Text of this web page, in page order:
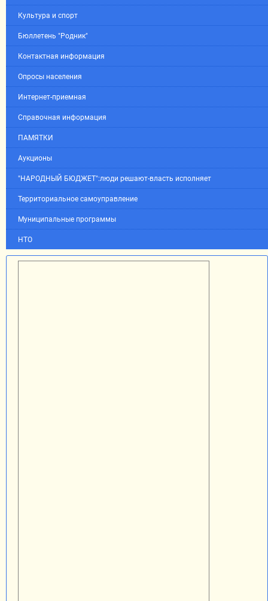
Культура и спорт
Бюллетень "Родник"
Контактная информация
Опросы населения
Интернет-приемная
Справочная информация
ПАМЯТКИ
Аукционы
"НАРОДНЫЙ БЮДЖЕТ":люди решают-власть исполняет
Территориальное самоуправление
Муниципальные программы
НТО